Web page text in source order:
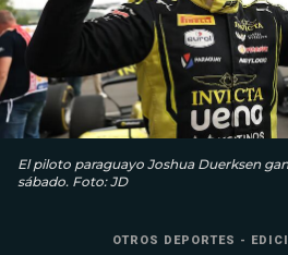
El piloto paraguayo Joshua Duerksen
sábado. Foto: JD
OTROS DEPORTES -